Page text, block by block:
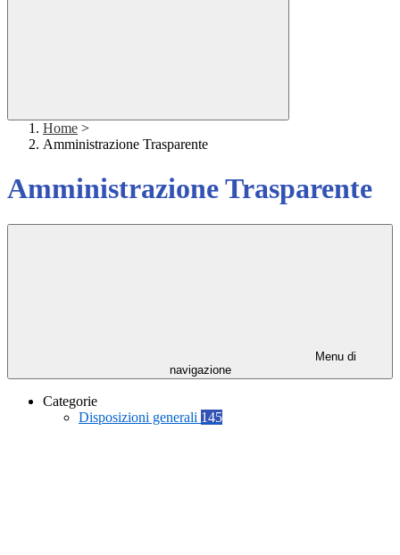
Home >
Amministrazione Trasparente
Amministrazione Trasparente
Menu di
navigazione
Categorie
Disposizioni generali 145